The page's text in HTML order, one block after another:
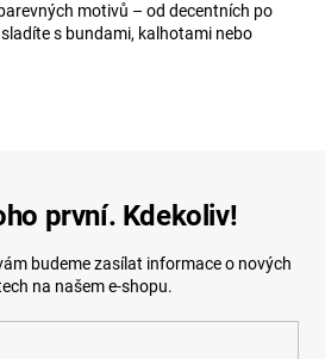
motivů – od decentních po
s bundami, kalhotami nebo
první. Kdekoliv!
budeme zasílat informace o nových
na našem e-shopu.